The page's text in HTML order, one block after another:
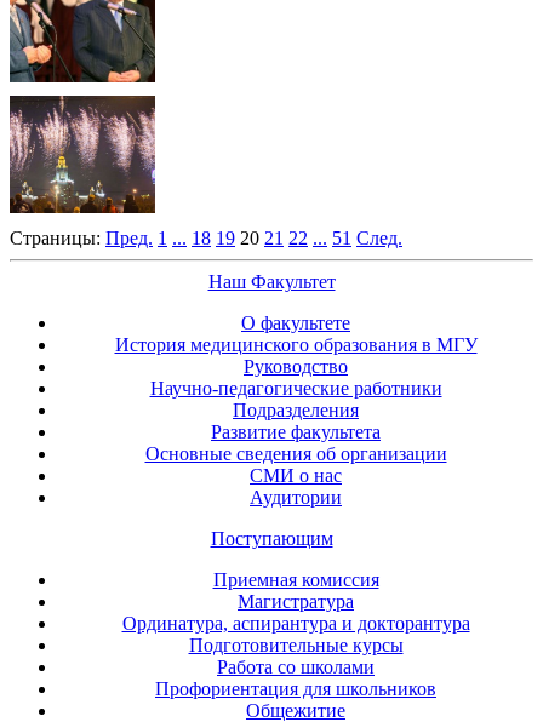
Страницы: Пред. 1 ... 18 19 20 21 22 ... 51 След.
Наш Факультет
О факультете
История медицинского образования в МГУ
Руководство
Научно-педагогические работники
Подразделения
Развитие факультета
Основные сведения об организации
СМИ о нас
Аудитории
Поступающим
Приемная комиссия
Магистратура
Ординатура, аспирантура и докторантура
Подготовительные курсы
Работа со школами
Профориентация для школьников
Общежитие